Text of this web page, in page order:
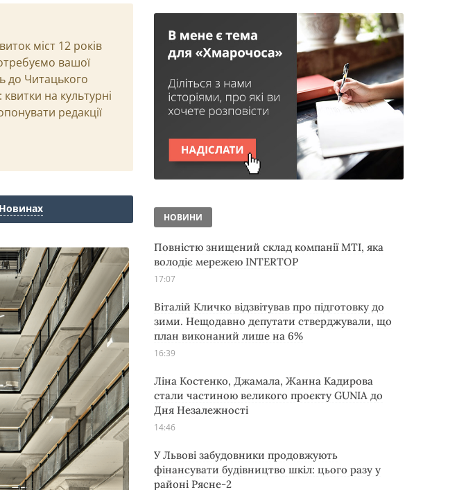
міст 12 років
вашої
до Читацького
на культурні
редакції
НОВИНИ
Повністю знищений склад компанії MTI, яка
володіє мережею INTERTOP
17:07
Віталій Кличко відзвітував про підготовку до
зими. Нещодавно депутати стверджували, що
план виконаний лише на 6%
16:39
Ліна Костенко, Джамала, Жанна Кадирова
стали частиною великого проєкту GUNIA до
Дня Незалежності
14:46
У Львові забудовники продовжують
фінансувати будівництво шкіл: цього разу у
районі Рясне-2